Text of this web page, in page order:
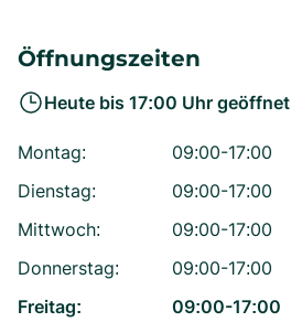
Öffnungszeiten
Heute bis 17:00 Uhr geöffnet
Montag:
09:00-17:00
Dienstag:
09:00-17:00
Mittwoch:
09:00-17:00
Donnerstag:
09:00-17:00
Freitag:
09:00-17:00